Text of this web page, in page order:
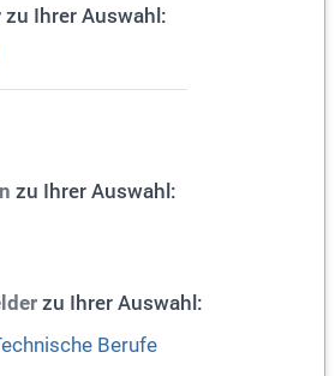
zu Ihrer Auswahl:
zu Ihrer Auswahl:
zu Ihrer Auswahl:
Berufe